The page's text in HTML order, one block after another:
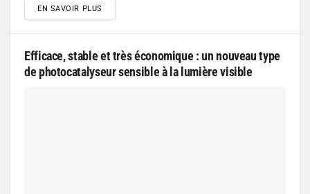
EN SAVOIR PLUS
Efficace, stable et très économique : un nouveau type
de photocatalyseur sensible à la lumière visible